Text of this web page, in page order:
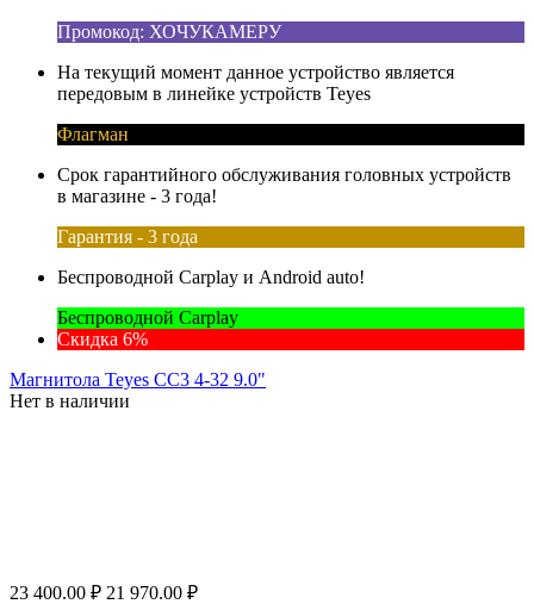
Промокод: ХОЧУКАМЕРУ
На текущий момент данное устройство является
передовым в линейке устройств Teyes
Флагман
Срок гарантийного обслуживания головных устройств
в магазине - 3 года!
Гарантия - 3 года
Беспроводной Carplay и Android auto!
Беспроводной Carplay
Скидка 6%
Магнитола Teyes CC3 4-32 9.0"
Нет в наличии
23 400.00 ₽ 21 970.00 ₽